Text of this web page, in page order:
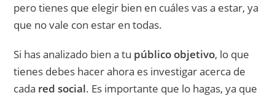
pero tienes que elegir bien en cuáles vas a estar, ya
que no vale con estar en todas.
Si has analizado bien a tu público objetivo, lo que
tienes debes hacer ahora es investigar acerca de
cada red social. Es importante que lo hagas, ya que